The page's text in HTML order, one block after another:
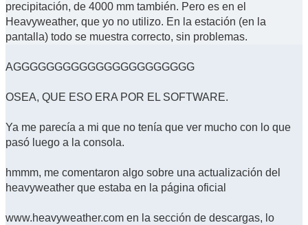
precipitación, de 4000 mm también. Pero es en el
Heavyweather, que yo no utilizo. En la estación (en la
pantalla) todo se muestra correcto, sin problemas.
AGGGGGGGGGGGGGGGGGGGGGG
OSEA, QUE ESO ERA POR EL SOFTWARE.
Ya me parecía a mi que no tenía que ver mucho con lo que
pasó luego a la consola.
hmmm, me comentaron algo sobre una actualización del
heavyweather que estaba en la página oficial
www.heavyweather.com en la sección de descargas, lo